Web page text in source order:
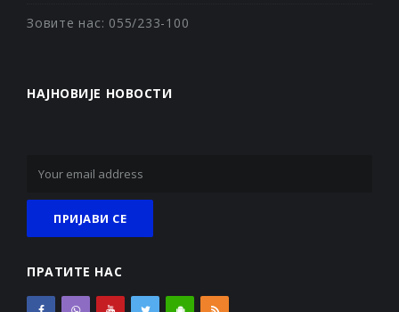
Зовите нас: 055/233-100
НАЈНОВИЈЕ НОВОСТИ
ПРАТИТЕ НАС